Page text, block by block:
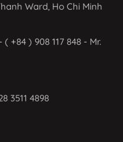
Ward, Ho Chi Minh
+84 ) 908 117 848 - Mr.
3511 4898